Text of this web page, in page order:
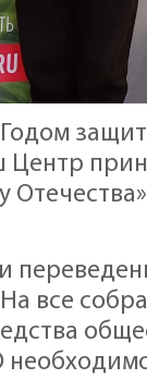
все